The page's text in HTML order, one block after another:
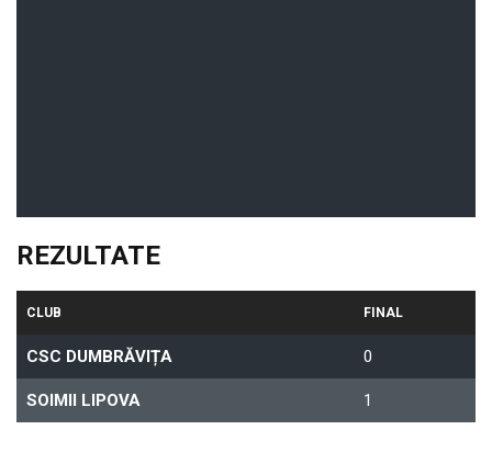
REZULTATE
CLUB FINAL
CSC DUMBRĂVIȚA 0
SOIMII LIPOVA 1